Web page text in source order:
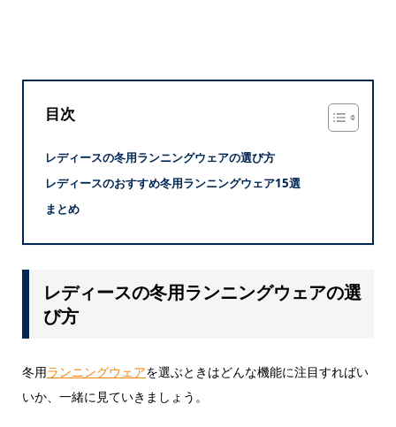
目次
レディースの冬用ランニングウェアの選び方
レディースのおすすめ冬用ランニングウェア15選
まとめ
レディースの冬用ランニングウェアの選
び方
冬用ランニングウェアを選ぶときはどんな機能に注目すればい
いか、一緒に見ていきましょう。